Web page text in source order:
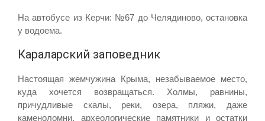
На автобусе из Керчи: №67 до Челядиново, остановка
у водоема.
Караларский заповедник
Настоящая жемчужина Крыма, незабываемое место,
куда хочется возвращаться. Холмы, равнины,
причудливые скалы, реки, озера, пляжи, даже
каменоломни, археологические памятники и остатки